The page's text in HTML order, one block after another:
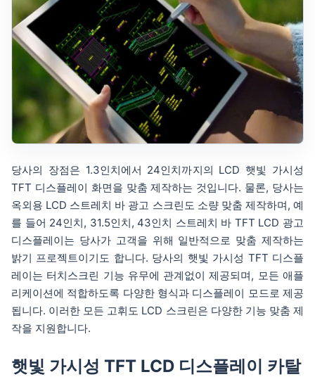
당사의 장점은 1.3인치에서 24인치까지의 LCD 햇빛 가시성
TFT 디스플레이 화면을 맞춤 제작하는 것입니다. 물론, 당사는
옥외용 LCD 스트레치 바 광고 스크린도 소량 맞춤 제작하며, 예
를 들어 24인치, 31.5인치, 43인치 스트레치 바 TFT LCD 광고
디스플레이는 당사가 고객을 위해 일반적으로 맞춤 제작하는
밝기 프로젝트이기도 합니다. 당사의 햇빛 가시성 TFT 디스플
레이는 터치스크린 기능 유무에 관계없이 제공되며, 모든 애플
리케이션에 적합하도록 다양한 형식과 디스플레이 모드로 제공
됩니다. 이러한 모든 고휘도 LCD 스크린은 다양한 기능 맞춤 제
작을 지원합니다.
햇빛 가시성 TFT LCD 디스플레이 카탈